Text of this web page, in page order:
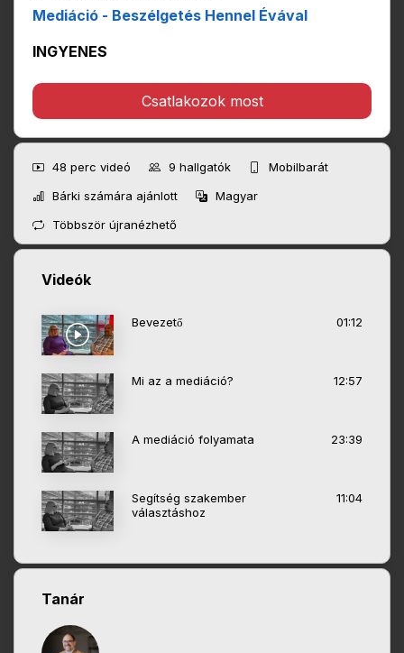
Mediáció - Beszélgetés Hennel Évával
INGYENES
Csatlakozok most
48 perc videó 9 hallgatók
Mobilbarát
Bárki számára ajánlott
Magyar
Többször újranézhető
Videók
Bevezető 01:12
Mi az a mediáció? 12:57
A mediáció folyamata 23:39
Segítség szakember
választáshoz
11:04
Tanár